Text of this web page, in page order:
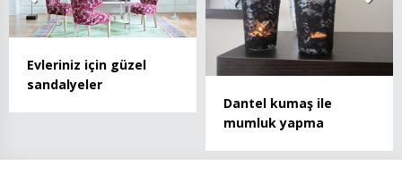
Evleriniz için güzel
sandalyeler
Dantel kumaş ile
mumluk yapma